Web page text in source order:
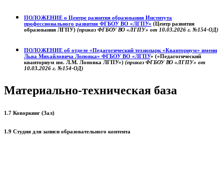
ПОЛОЖЕНИЕ о Центре развития образования Института
профессионального развития ФГБОУ ВО «ЛГПУ» (Центр развития
образования ЛГПУ) (приказ ФГБОУ ВО «ЛГПУ» от 10.03.2026 г. №154-ОД)
ПОЛОЖЕНИЕ об отделе «Педагогический технопарк «Кванториум» имени
Льва Михайловича Лоповка» ФГБОУ ВО «ЛГПУ» («Педагогический
кванториум им. Л.М. Лоповка ЛГПУ») (приказ ФГБОУ ВО «ЛГПУ» от
10.03.2026 г. №154-ОД)
Материально-техническая база
1.7 Коворкинг (Зал)
1.9 Студия для записи образовательного контента